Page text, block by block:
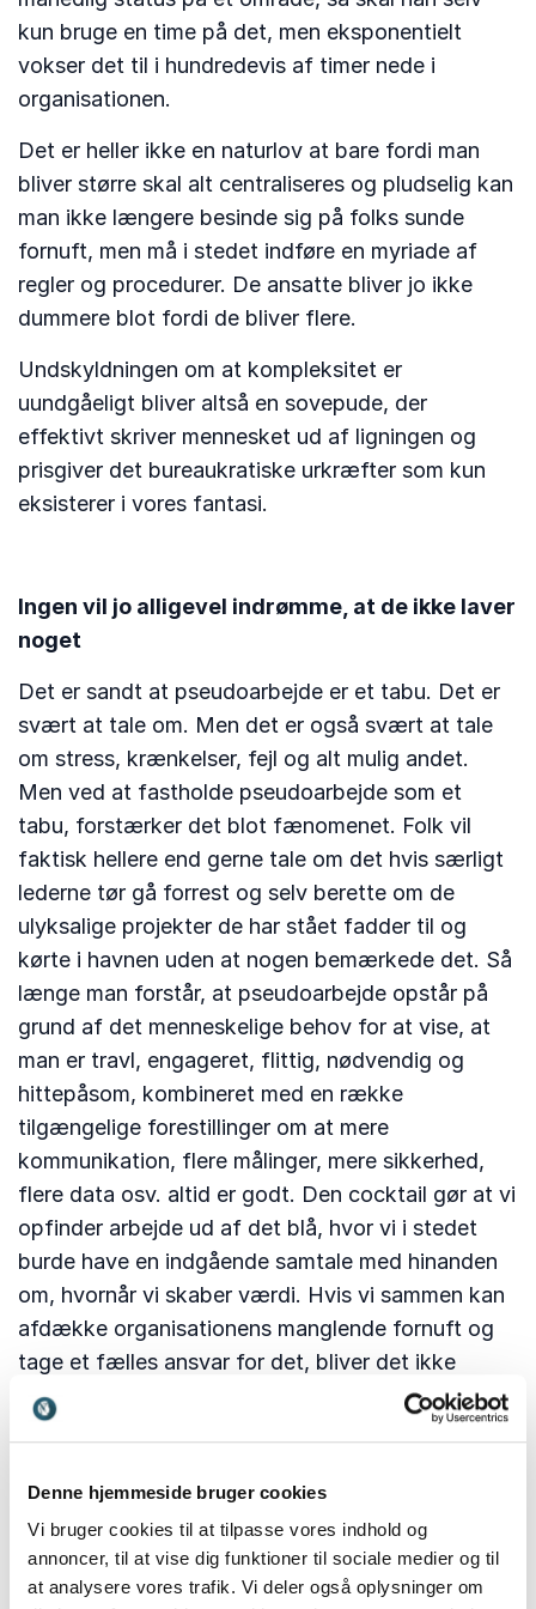
Denne hjemmeside bruger cookies
Vi bruger cookies til at tilpasse vores indhold og
annoncer, til at vise dig funktioner til sociale medier og til
at analysere vores trafik. Vi deler også oplysninger om
kun bruge en time på det, men eksponentielt
vokser det til i hundredevis af timer nede i
organisationen.
Det er heller ikke en naturlov at bare fordi man
bliver større skal alt centraliseres og pludselig kan
man ikke længere besinde sig på folks sunde
fornuft, men må i stedet indføre en myriade af
regler og procedurer. De ansatte bliver jo ikke
dummere blot fordi de bliver flere.
Undskyldningen om at kompleksitet er
uundgåeligt bliver altså en sovepude, der
effektivt skriver mennesket ud af ligningen og
prisgiver det bureaukratiske urkræfter som kun
eksisterer i vores fantasi.
Ingen vil jo alligevel indrømme, at de ikke laver
noget
Det er sandt at pseudoarbejde er et tabu. Det er
svært at tale om. Men det er også svært at tale
om stress, krænkelser, fejl og alt mulig andet.
Men ved at fastholde pseudoarbejde som et
tabu, forstærker det blot fænomenet. Folk vil
faktisk hellere end gerne tale om det hvis særligt
lederne tør gå forrest og selv berette om de
ulyksalige projekter de har stået fadder til og
kørte i havnen uden at nogen bemærkede det. Så
længe man forstår, at pseudoarbejde opstår på
grund af det menneskelige behov for at vise, at
man er travl, engageret, flittig, nødvendig og
hittepåsom, kombineret med en række
tilgængelige forestillinger om at mere
kommunikation, flere målinger, mere sikkerhed,
flere data osv. altid er godt. Den cocktail gør at vi
opfinder arbejde ud af det blå, hvor vi i stedet
burde have en indgående samtale med hinanden
om, hvornår vi skaber værdi. Hvis vi sammen kan
afdække organisationens manglende fornuft og
tage et fælles ansvar for det, bliver det ikke
farligt at tale om.
Det er politikernes skyld
Fordi der er opstået en art konsensus om, at
politikere er idioter, er det blevet meget nemt at